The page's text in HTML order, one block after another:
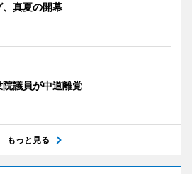
、真夏の開幕
院議員が中道離党
もっと見る